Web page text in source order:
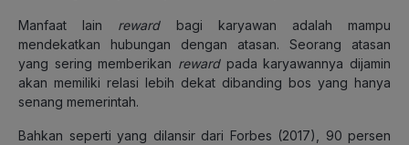
Manfaat lain rewardbagi karyawan adalah mampu
mendekatkan hubungan dengan atasan. Seorang atasan
yang sering memberikan rewardpada karyawannya dijamin
akan memiliki relasi lebih dekat dibanding bos yang hanya
senang memerintah.
Bahkan seperti yang dilansir dari Forbes (2017), 90 persen